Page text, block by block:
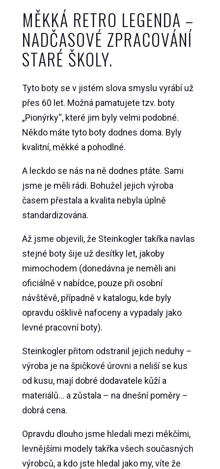
MĚKKÁ RETRO LEGENDA –
NADČASOVÉ ZPRACOVÁNÍ
STARÉ ŠKOLY.
Tyto boty se v jistém slova smyslu vyrábí už
přes 60 let. Možná pamatujete tzv. boty
„Pionýrky“, které jim byly velmi podobné.
Někdo máte tyto boty dodnes doma. Byly
kvalitní, měkké a pohodlné.
A leckdo se nás na ně dodnes ptáte. Sami
jsme je měli rádi. Bohužel jejich výroba
časem přestala a kvalita nebyla úplně
standardizována.
Až jsme objevili, že Steinkogler takřka navlas
stejné boty šije už desítky let, jakoby
mimochodem (donedávna je neměli ani
oficiálně v nabídce, pouze při osobní
návštěvě, případně v katalogu, kde byly
opravdu ošklivě nafoceny a vypadaly jako
levné pracovní boty).
Steinkogler přitom odstranil jejich neduhy –
výroba je na špičkové úrovni a neliší se kus
od kusu, mají dobré dodavatele kůží a
materiálů… a zůstala – na dnešní poměry –
dobrá cena.
Opravdu dlouho jsme hledali mezi měkčími,
levnějšími modely takřka všech současných
výrobců, a kdo jste hledal jako my, víte že